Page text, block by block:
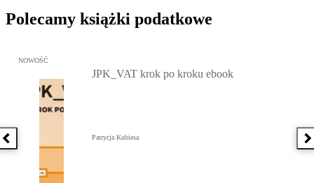
Polecamy książki podatkowe
Poprzednia książka
Przejdź do: JPK_VAT krok po kroku ebook, Patrycja Kubiesa -
NOWOŚĆ
JPK_VAT krok po kroku ebook
Patrycja Kubiesa